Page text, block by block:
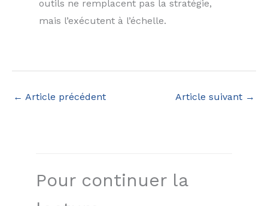
outils ne remplacent pas la stratégie,
mais l’exécutent à l’échelle.
← Article précédent Article suivant →
Pour continuer la